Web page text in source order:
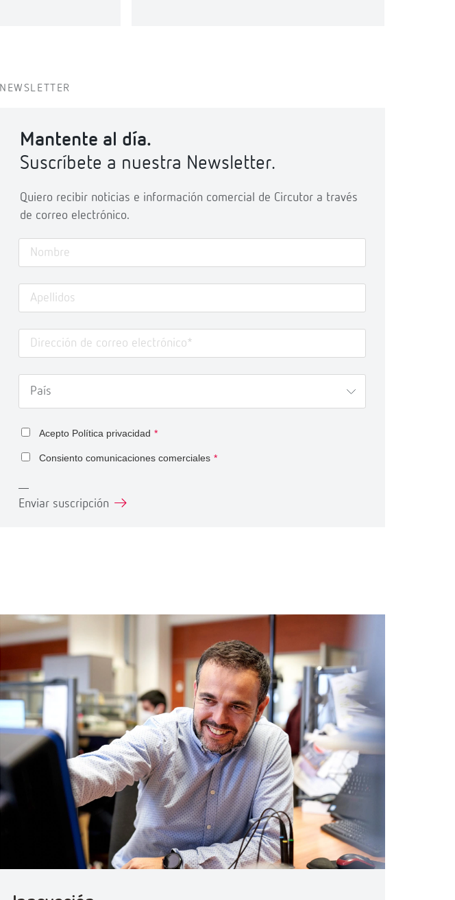
NEWSLETTER
Mantente al día.
Suscríbete a nuestra Newsletter.
Quiero recibir noticias e información comercial de Circutor a través
de correo electrónico.
*
Acepto Política privacidad
*
Consiento comunicaciones comerciales
Enviar suscripción